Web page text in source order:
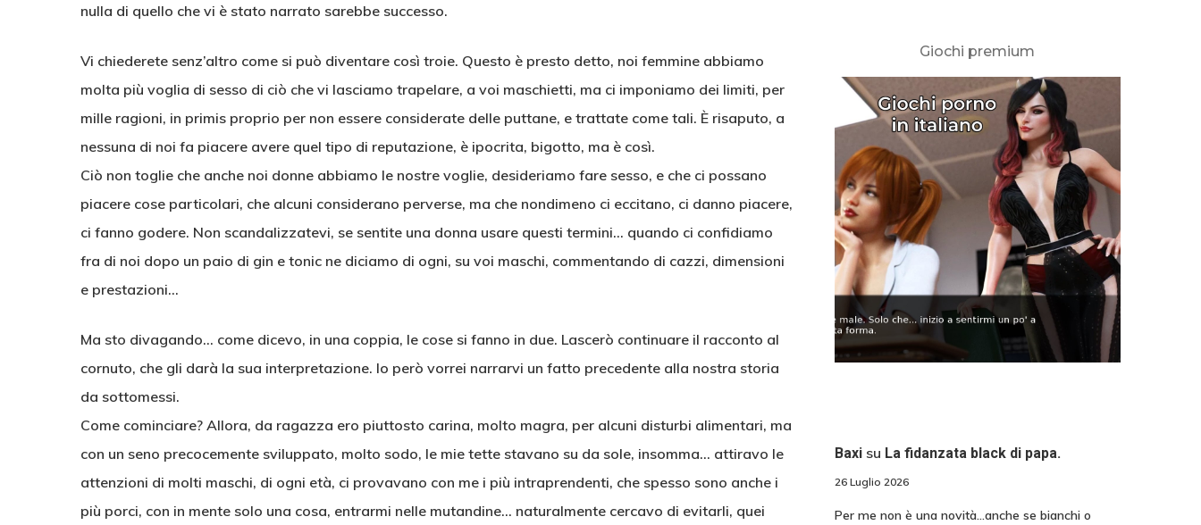
nulla di quello che vi è stato narrato sarebbe successo.
Vi chiederete senz’altro come si può diventare così troie. Questo è presto detto, noi femmine abbiamo
molta più voglia di sesso di ciò che vi lasciamo trapelare, a voi maschietti, ma ci imponiamo dei limiti, per
mille ragioni, in primis proprio per non essere considerate delle puttane, e trattate come tali. È risaputo, a
nessuna di noi fa piacere avere quel tipo di reputazione, è ipocrita, bigotto, ma è così.
Ciò non toglie che anche noi donne abbiamo le nostre voglie, desideriamo fare sesso, e che ci possano
piacere cose particolari, che alcuni considerano perverse, ma che nondimeno ci eccitano, ci danno piacere,
ci fanno godere. Non scandalizzatevi, se sentite una donna usare questi termini… quando ci confidiamo
fra di noi dopo un paio di gin e tonic ne diciamo di ogni, su voi maschi, commentando di cazzi, dimensioni
e prestazioni…
Ma sto divagando… come dicevo, in una coppia, le cose si fanno in due. Lascerò continuare il racconto al
cornuto, che gli darà la sua interpretazione. Io però vorrei narrarvi un fatto precedente alla nostra storia
da sottomessi.
Come cominciare? Allora, da ragazza ero piuttosto carina, molto magra, per alcuni disturbi alimentari, ma
con un seno precocemente sviluppato, molto sodo, le mie tette stavano su da sole, insomma… attiravo le
attenzioni di molti maschi, di ogni età, ci provavano con me i più intraprendenti, che spesso sono anche i
più porci, con in mente solo una cosa, entrarmi nelle mutandine… naturalmente cercavo di evitarli, quei
Giochi premium
Baxisu La fidanzata black di papa.
26 Luglio 2026
Per me non è una novità...anche se bianchi o